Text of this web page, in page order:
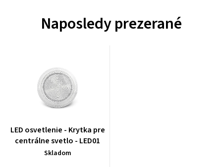
Naposledy prezerané
LED osvetlenie - Krytka pre
centrálne svetlo - LED01
Skladom